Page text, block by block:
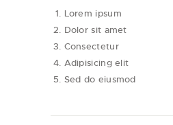
Lorem ipsum
Dolor sit amet
Consectetur
Adipisicing elit
Sed do eiusmod